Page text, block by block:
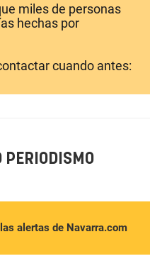
miles de personas
hechas por
cuando antes:
PERIODISMO
alertas de Navarra.com